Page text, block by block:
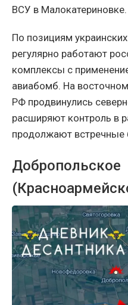
ВСУ в Малокатериновке.
По позициям
регулярно работают
комплексы с
авиабомб. На
РФ продвинулись
расширяют контроль в
продолжают встречные
Добропольское